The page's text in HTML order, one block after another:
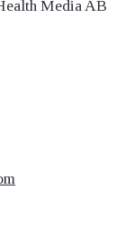
Media AB